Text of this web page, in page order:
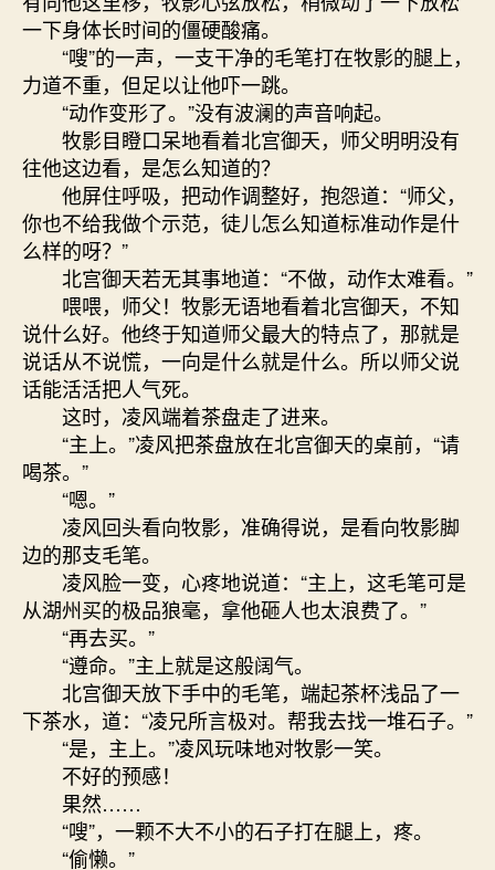
一下身体长时间的僵硬酸痛。
“嗖”的一声，一支干净的毛笔打在牧影的腿上，
力道不重，但足以让他吓一跳。
“动作变形了。”没有波澜的声音响起。
牧影目瞪口呆地看着北宫御天，师父明明没有
往他这边看，是怎么知道的？
他屏住呼吸，把动作调整好，抱怨道：“师父，
你也不给我做个示范，徒儿怎么知道标准动作是什
么样的呀？”
北宫御天若无其事地道：“不做，动作太难看。”
喂喂，师父！牧影无语地看着北宫御天，不知
说什么好。他终于知道师父最大的特点了，那就是
说话从不说慌，一向是什么就是什么。所以师父说
话能活活把人气死。
这时，凌风端着茶盘走了进来。
“主上。”凌风把茶盘放在北宫御天的桌前，“请
喝茶。”
“嗯。”
凌风回头看向牧影，准确得说，是看向牧影脚
边的那支毛笔。
凌风脸一变，心疼地说道：“主上，这毛笔可是
从湖州买的极品狼毫，拿他砸人也太浪费了。”
“再去买。”
“遵命。”主上就是这般阔气。
北宫御天放下手中的毛笔，端起茶杯浅品了一
下茶水，道：“凌兄所言极对。帮我去找一堆石子。”
“是，主上。”凌风玩味地对牧影一笑。
不好的预感！
果然……
“嗖”，一颗不大不小的石子打在腿上，疼。
“偷懒。”